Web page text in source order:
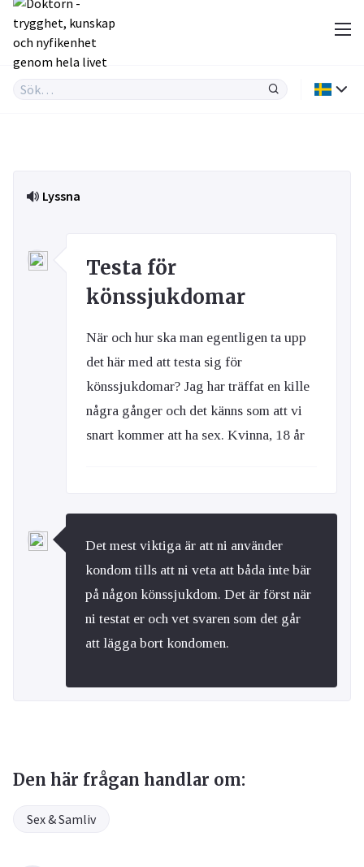
Lyssna
Testa för
könssjukdomar
När och hur ska man egentligen ta upp
det här med att testa sig för
könssjukdomar? Jag har träffat en kille
några gånger och det känns som att vi
snart kommer att ha sex. Kvinna, 18 år
Det mest viktiga är att ni använder
kondom tills att ni veta att båda inte bär
på någon könssjukdom. Det är först när
ni testat er och vet svaren som det går
att lägga bort kondomen.
Den här frågan handlar om:
Sex & Samliv